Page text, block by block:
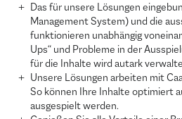
Das für unsere Lösungen
Management System) und die
funktionieren unabhängig
Ups“ und Probleme in der
für die Inhalte wird autark
Unsere Lösungen arbeiten mit
So können Ihre Inhalte optimiert
ausgespielt werden.